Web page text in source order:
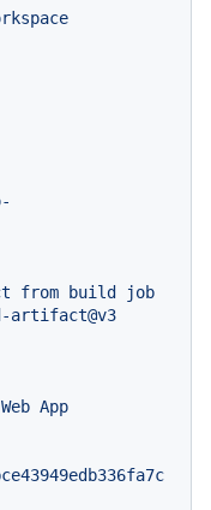
from build
job
artifact@v3
Web App